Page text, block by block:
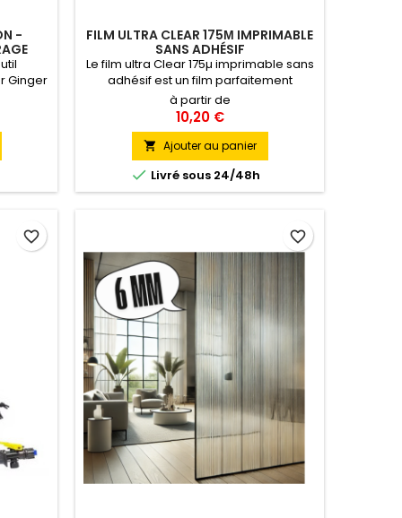
-
Ginger
avec
3M.
aux
FILM ULTRA CLEAR 175Μ IMPRIMABLE
SANS ADHÉSIF
Le film ultra Clear 175µ imprimable sans
adhésif est un film parfaitement
transparent, qui peut être imprimé.
à partir de
10,20 €
 Ajouter au panier
 Livré sous 24/48h
favorite_border favorite_border